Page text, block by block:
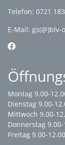
Telefon: 0721
E-Mail: gs(@)blv-
Montag 9.00-
Dienstag 9.00-
Mittwoch 9.00-
Donnerstag
Freitag 9.00-